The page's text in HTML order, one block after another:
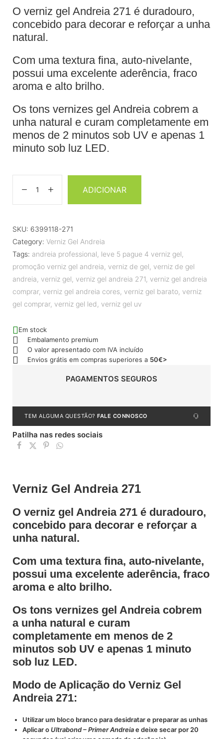
O verniz gel Andreia 271 é duradouro,
concebido para decorar e reforçar a unha
natural.
Com uma textura fina, auto-nivelante,
possui uma excelente aderência, fraco
aroma e alto brilho.
Os tons vernizes gel Andreia cobrem a
unha natural e curam completamente em
menos de 2 minutos sob UV e apenas 1
minuto sob luz LED.
ADICIONAR
SKU: 6399118-271
Category: Verniz Gel Andreia
Tags: andreia professional, leve 5 pague 4 verniz gel,
promoção verniz gel andreia, verniz de gel, verniz de gel
andreia, verniz gel, verniz gel andreia 271, verniz gel andreia
comprar, verniz gel andreia cores, verniz gel barato, verniz
gel comprar, verniz gel led , verniz gel uv
Em stock
Embalamento premium
O valor apresentado com IVA incluído
Envios grátis em compras superiores a 50€>
PAGAMENTOS SEGUROS
TEM ALGUMA QUESTÃO? FALE CONNOSCO
Patilha nas redes sociais
Verniz Gel Andreia 271
O verniz gel Andreia 271 é duradouro,
concebido para decorar e reforçar a
unha natural.
Com uma textura fina, auto-nivelante,
possui uma excelente aderência, fraco
aroma e alto brilho.
Os tons vernizes gel Andreia cobrem
a unha natural e curam
completamente em menos de 2
minutos sob UV e apenas 1 minuto
sob luz LED.
Modo de Aplicação do Verniz Gel
Andreia 271:
Utilizar um bloco branco para desidratar e preparar as unhas
Aplicar o Ultrabond – Primer Andreiae deixe secar por 20